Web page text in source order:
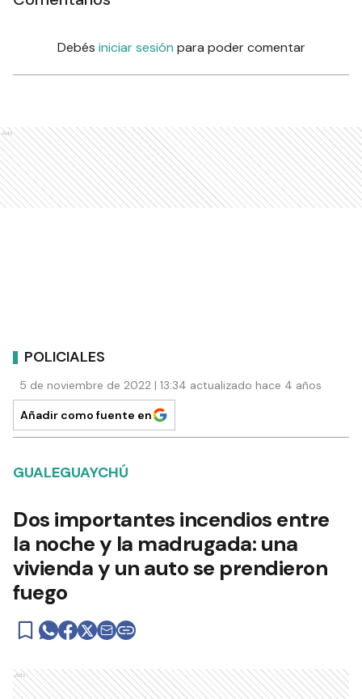
Debés iniciar sesión para poder comentar
Ads
POLICIALES
5 de noviembre de 2022 | 13:34 actualizado hace 4 años
Añadir como fuente en
GUALEGUAYCHÚ
Dos importantes incendios entre
la noche y la madrugada: una
vivienda y un auto se prendieron
fuego
Ads